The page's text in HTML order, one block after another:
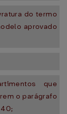
do termo
aprovado
que
o parágrafo